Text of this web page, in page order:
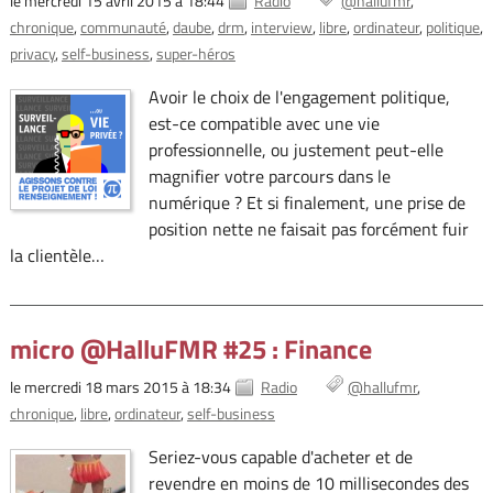
chronique communauté daube drm interview libre ordinateur politique
privacy self-business super-héros
Avoir le choix de l'engagement politique,
est-ce compatible avec une vie
professionnelle, ou justement peut-elle
magnifier votre parcours dans le
numérique ? Et si finalement, une prise de
position nette ne faisait pas forcément fuir
la clientèle…
micro @HalluFMR #25 : Finance
le mercredi 18 mars 2015 à 18:34 Radio
@hallufmr
chronique libre ordinateur self-business
Seriez-vous capable d'acheter et de
revendre en moins de 10 millisecondes des